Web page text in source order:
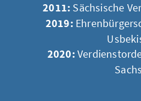
2011: Sächsische
2019:
2020: